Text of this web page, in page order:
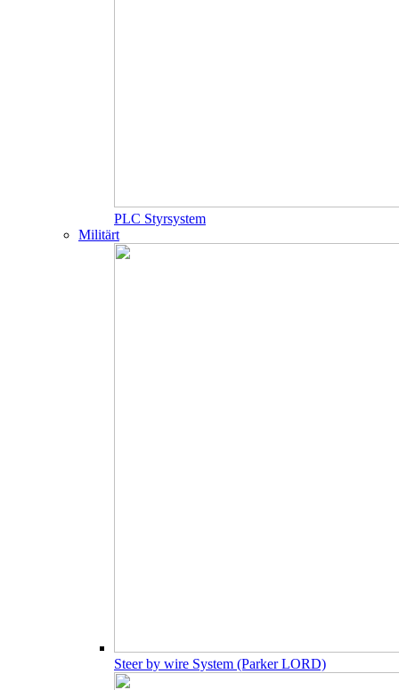
PLC Styrsystem
Militärt
Steer by wire System (Parker LORD)